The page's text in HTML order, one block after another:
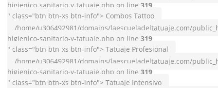
higienico-sanitario-y-tatuaje.php on line 319
" class="btn btn-xs btn-info"> Combos Tattoo
/home/u306492981/domains/laescueladeltatuaje.com/
higienico-sanitario-y-tatuaje.php on line 319
" class="btn btn-xs btn-info"> Tatuaje Profesional
/home/u306492981/domains/laescueladeltatuaje.com/
higienico-sanitario-y-tatuaje.php on line 319
" class="btn btn-xs btn-info"> Tatuaje Intensivo